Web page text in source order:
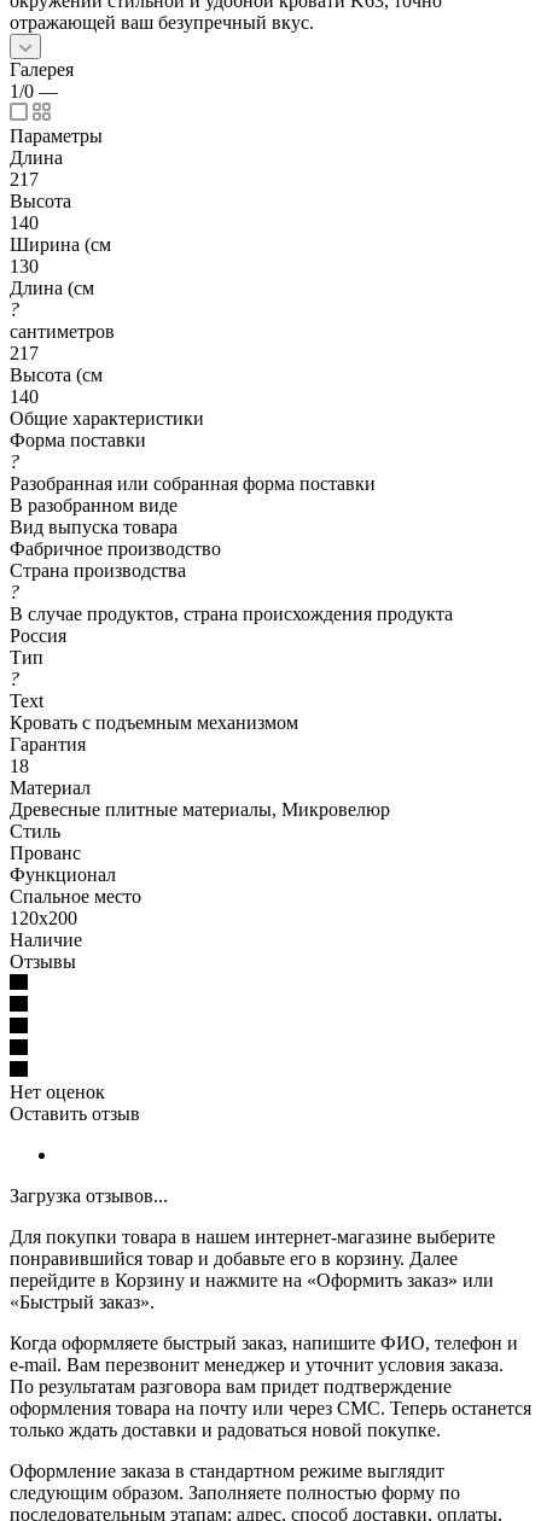
отражающей ваш безупречный вкус.
Галерея
1/0 —
Параметры
Длина
217
Высота
140
Ширина (см
130
Длина (см
?
сантиметров
217
Высота (см
140
Общие характеристики
Форма поставки
?
Разобранная или собранная форма поставки
В разобранном виде
Вид выпуска товара
Фабричное производство
Страна производства
?
В случае продуктов, страна происхождения продукта
Россия
Тип
?
Text
Кровать с подъемным механизмом
Гарантия
18
Материал
Древесные плитные материалы, Микровелюр
Стиль
Прованс
Функционал
Спальное место
120x200
Наличие
Отзывы
Нет оценок
Оставить отзыв
Загрузка отзывов...
Для покупки товара в нашем интернет-магазине выберите
понравившийся товар и добавьте его в корзину. Далее
перейдите в Корзину и нажмите на «Оформить заказ» или
«Быстрый заказ».
Когда оформляете быстрый заказ, напишите ФИО, телефон и
e-mail. Вам перезвонит менеджер и уточнит условия заказа.
По результатам разговора вам придет подтверждение
оформления товара на почту или через СМС. Теперь останется
только ждать доставки и радоваться новой покупке.
Оформление заказа в стандартном режиме выглядит
следующим образом. Заполняете полностью форму по
последовательным этапам: адрес, способ доставки, оплаты,